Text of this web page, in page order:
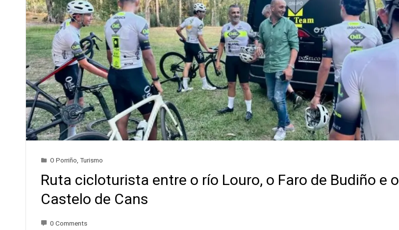
O Porriño Turismo
Ruta cicloturista entre o río Louro, o Faro de Budiño e o
Castelo de Cans
0 Comments